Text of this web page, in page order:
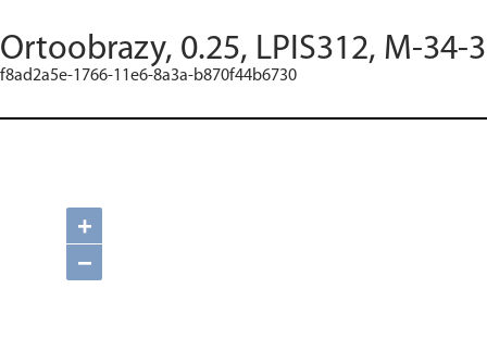
Ortoobrazy, 0.25, LPIS312, M-34-
f8ad2a5e-1766-11e6-8a3a-b870f44b6730
+
−